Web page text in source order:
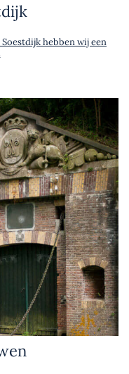
hebben wij een